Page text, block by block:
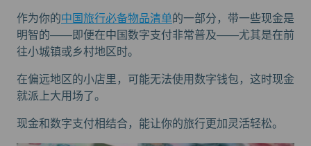
作为你的中国旅行必备物品清单的一部分，带一些现金是
明智的——即便在中国数字支付非常普及——尤其是在前
往小城镇或乡村地区时。
在偏远地区的小店里，可能无法使用数字钱包，这时现金
就派上大用场了。
现金和数字支付相结合，能让你的旅行更加灵活轻松。